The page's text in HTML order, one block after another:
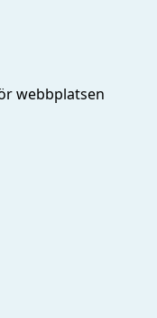
webbplatsen